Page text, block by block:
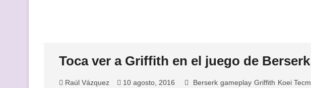
Toca ver a Griffith en el juego de Berserk
Raúl Vázquez 10 agosto, 2016 Berserk gameplay Griffith Koei Tecm